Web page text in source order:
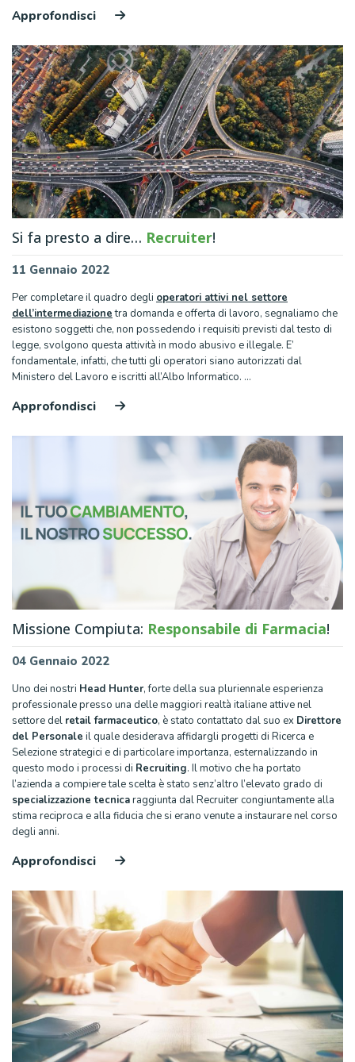
Approfondisci
Si fa presto a dire… Recruiter!
11 Gennaio 2022
Per completare il quadro degli operatori attivi nel settore
dell’intermediazionetra domanda e offerta di lavoro, segnaliamo che
esistono soggetti che, non possedendo i requisiti previsti dal testo di
legge, svolgono questa attività in modo abusivo e illegale. E’
fondamentale, infatti, che tutti gli operatori siano autorizzati dal
Ministero del Lavoro e iscritti all’Albo Informatico. …
Approfondisci
Missione Compiuta: Responsabile di Farmacia!
04 Gennaio 2022
Uno dei nostri Head Hunter, forte della sua pluriennale esperienza
professionale presso una delle maggiori realtà italiane attive nel
settore del retail farmaceutico, è stato contattato dal suo ex Direttore
del Personale il quale desiderava affidargli progetti di Ricerca e
Selezione strategici e di particolare importanza, esternalizzando in
questo modo i processi di Recruiting. Il motivo che ha portato
l’azienda a compiere tale scelta è stato senz’altro l’elevato grado di
specializzazione tecnicaraggiunta dal Recruiter congiuntamente alla
stima reciproca e alla fiducia che si erano venute a instaurare nel corso
degli anni.
Approfondisci